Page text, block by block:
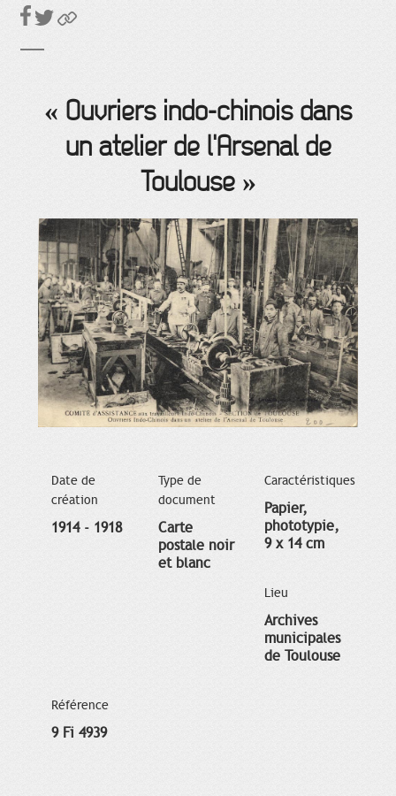
« Ouvriers indo-chinois dans
un atelier de l'Arsenal de
Toulouse »
Date de
création
1914 - 1918
Type de
document
Carte
postale noir
et blanc
Caractéristiques
Papier,
phototypie,
9 x 14 cm
Lieu
Archives
municipales
de Toulouse
Référence
9 Fi 4939